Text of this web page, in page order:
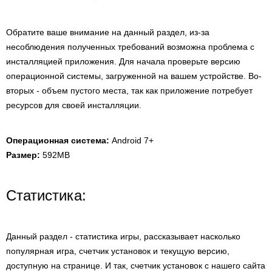
Обратите ваше внимание на данный раздел, из-за
несоблюдения полученных требований возможна проблема с
инсталляцией приложения. Для начала проверьте версию
операционной системы, загруженной на вашем устройстве. Во-
вторых - объем пустого места, так как приложение потребует
ресурсов для своей инсталляции.
Операционная система: Android 7+
Размер: 592MB
Статистика:
Данный раздел - статистика игры, рассказывает насколько
популярная игра, счетчик установок и текущую версию,
доступную на странице. И так, счетчик установок с нашего сайта